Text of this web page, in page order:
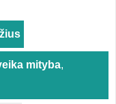
mityba,